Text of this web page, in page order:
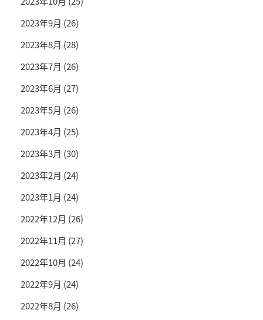
2023年9月 (26)
2023年8月 (28)
2023年7月 (26)
2023年6月 (27)
2023年5月 (26)
2023年4月 (25)
2023年3月 (30)
2023年2月 (24)
2023年1月 (24)
2022年12月 (26)
2022年11月 (27)
2022年10月 (24)
2022年9月 (24)
2022年8月 (26)